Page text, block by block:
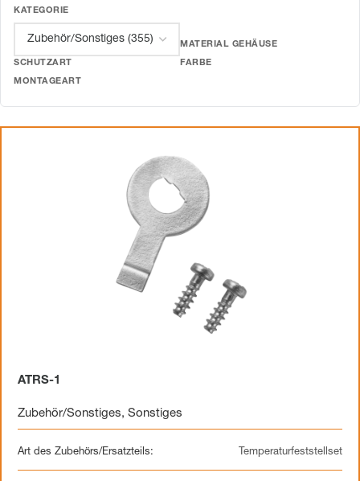
KATEGORIE
MATERIAL GEHÄUSE
SCHUTZART FARBE
MONTAGEART
ATRS-1
Zubehör/Sonstiges, Sonstiges
Art des Zubehörs/Ersatzteils: Temperaturfeststellset